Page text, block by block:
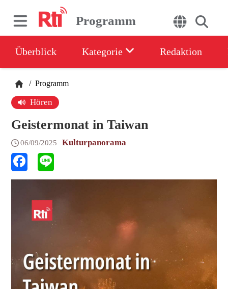
Programm
Überblick Kategorie Redaktion
/ Programm
Hören
Geistermonat in Taiwan
06/09/2025 Kulturpanorama